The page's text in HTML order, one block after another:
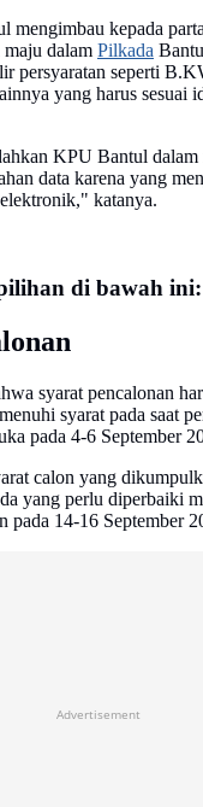
mengimbau kepada
dalam Pilkada
persyaratan seperti
yang harus sesuai
KPU Bantul dalam
data karena yang
katanya.
di bawah ini:
syarat pencalonan
syarat pada saat
pada 4-6 September
calon yang
yang perlu diperbaiki
pada 14-16 September
Advertisement